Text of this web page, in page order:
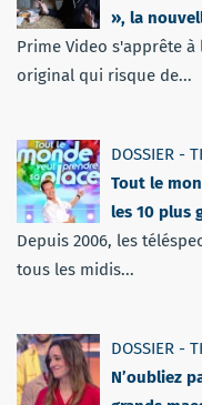
», la
Prime Video s'apprête
original qui risque de...
DOSSIER -
Tout le
les 10 plus
Depuis 2006, les
tous les midis...
DOSSIER -
N’oubliez